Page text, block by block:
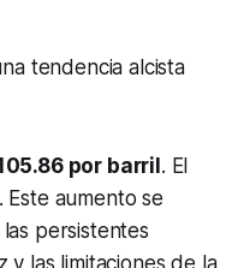
tendencia alcista
por barril . El
. Este aumento se
persistentes
las limitaciones de la